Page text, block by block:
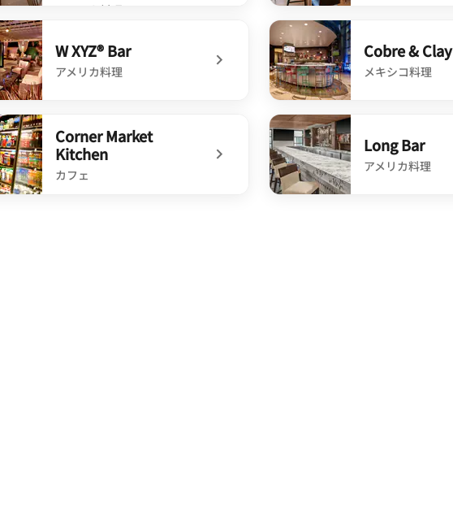
アメリカ料理
Daily complimentary breakfast in San Jos[...]undefined Skyport Bar and Grill
W XYZ® Bar
アメリカ料理
W XYZ® Bar
Cobre & Clay
メキシコ料理
undefined Cobre & Clay
Corner Market
Kitchen
カフェ
Long Bar
アメリカ料理